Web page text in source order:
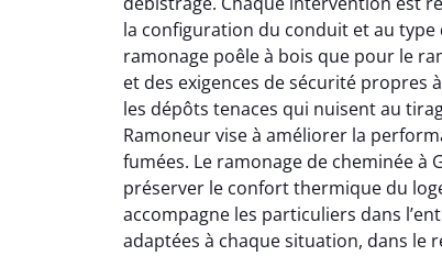
la configuration du conduit et au type
ramonage poêle à bois que pour le
et des exigences de sécurité propres
les dépôts tenaces qui nuisent au
Ramoneur vise à améliorer la
fumées. Le ramonage de cheminée
préserver le confort thermique du
accompagne les particuliers dans
adaptées à chaque situation, dans le